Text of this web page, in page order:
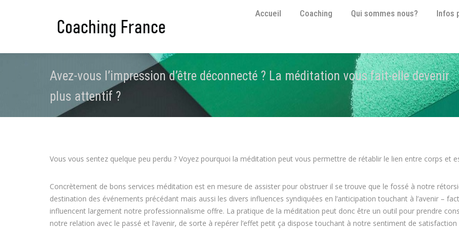
Accueil Coaching Qui sommes nous? Infos
Avez-vous l’impression d’être déconnecté ? La méditation vous fait-elle devenir
plus attentif ?
Vous vous sentez quelque peu perdu ? Voyez pourquoi la méditation peut vous permettre de rétablir le lien entre corps et
Concrètement de bons services méditation est en mesure de assister pour obstruer il se trouve que le fossé à notre
destination des événements précédant mais aussi les divers influences syndiquées en l’anticipation touchant à l’avenir –
influencent largement notre professionnalisme offre. La pratique de la méditation peut donc être un outil pour prendre
notre relation avec le passé et l’avenir, de sorte à repérer l’effet petit ça dispose touchant à notre sentiment de satisfaction
Accueil Coaching Qui sommes nous? Infos